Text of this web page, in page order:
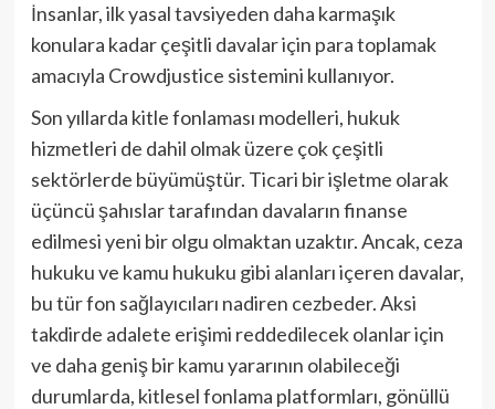
İnsanlar, ilk yasal tavsiyeden daha karmaşık
konulara kadar çeşitli davalar için para toplamak
amacıyla Crowdjustice sistemini kullanıyor.
Son yıllarda kitle fonlaması modelleri, hukuk
hizmetleri de dahil olmak üzere çok çeşitli
sektörlerde büyümüştür. Ticari bir işletme olarak
üçüncü şahıslar tarafından davaların finanse
edilmesi yeni bir olgu olmaktan uzaktır. Ancak, ceza
hukuku ve kamu hukuku gibi alanları içeren davalar,
bu tür fon sağlayıcıları nadiren cezbeder. Aksi
takdirde adalete erişimi reddedilecek olanlar için
ve daha geniş bir kamu yararının olabileceği
durumlarda, kitlesel fonlama platformları, gönüllü